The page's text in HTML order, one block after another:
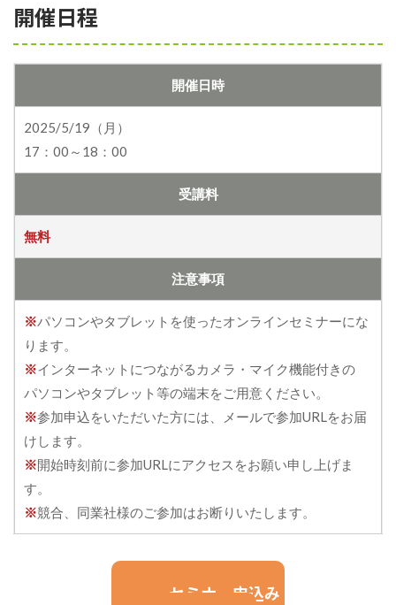
開催日程
開催日時
2025/5/19（月）
17：00～18：00
受講料
無料
注意事項
※パソコンやタブレットを使ったオンラインセミナーにな
ります。
※インターネットにつながるカメラ・マイク機能付きの
パソコンやタブレット等の端末をご⽤意ください。
※参加申込をいただいた方には、メールで参加URLをお届
けします。
※開始時刻前に参加URLにアクセスをお願い申し上げま
す。
※競合、同業社様のご参加はお断りいたします。
セミナー申込み